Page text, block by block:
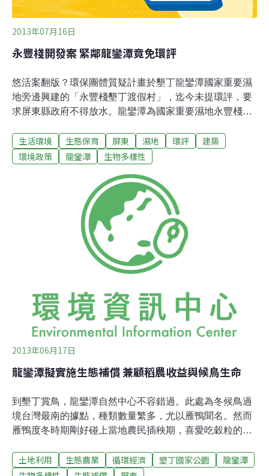
2013年07月16日
永豐棧開發案 緊鄰龍鑾潭竟免環評
悠活案翻版？環保團體質疑計畫於墾丁龍鑾潭國家重要濕
地旁邊興建的「永豐棧墾丁渡假村」，迄今未提環評，要
求屏東縣政府不得放水。龍鑾潭為國家重要濕地永豐棧墾
Villa，規模甚大，重要的是鄰近恆春龍鑾潭國家重要濕
地，根據調查，龍鑾潭區域的鳥種達200種以上。蠻野心
「開發行為應實施環境影響評估細目及範圍認定標準」第
31條，位於國家重要濕地，或開發基地邊界與濕地邊界之
直線距離500公尺內，就須進行環評。林子淩表示，業者
是98年6月向觀光局提出興辦計畫獲推薦，認為不須環
評，但此案是於100年6月送屏東縣政府區委會審查開發計
畫，迄今開5次會議，就有審查委員對此案未做環評曾有
質疑。環保署綜合計畫處長葉俊宏表示，業者如是98年中
序，後來雖環評法子法修正，
生活環境 生態保育 屏東 濕地 環評
建築
環境政策
龍鑾潭 生物多樣性
2013年06月17日
龍鑾潭擬實施生態補償 兼顧稻農收益與候鳥生命
到墾丁賞鳥，龍鑾潭自然中心不容錯過。此處為冬候鳥過
境台灣最南的據點，種類數量繁多，尤以雁鴨聞名。然而
雁鴨度冬時期剛好碰上當地農民插秧期，喜愛吃穀粒的雁
項長期監測計畫，擬提生態補償兼顧生態、生產以及生
活。根據最近墾丁國家公園管理處發表第一年監測結果顯
土地利用 生態農業 循環經濟 墾丁國家公園
龍鑾潭